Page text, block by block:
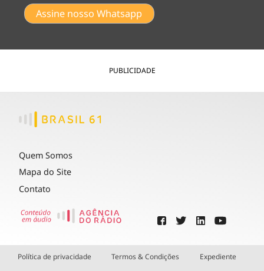
Assine nosso Whatsapp
PUBLICIDADE
Quem Somos
Mapa do Site
Contato
Política de privacidade Termos & Condições Expediente